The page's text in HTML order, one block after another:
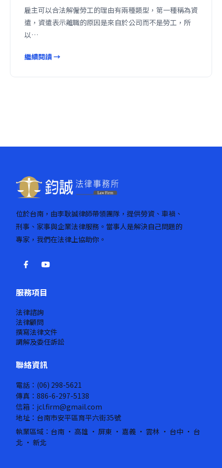
雇主可以合法解僱勞工的理由有兩種類型，第一種稱為資
遣，資遣表示離職的原因是來自於公司而不是勞工，所
以…
繼續閱讀 →
位於台南，由李耿誠律師帶領團隊，提供勞資、車禍、
刑事、家事與企業法律服務。當事人是解決自己問題的
專家，我們在法律上協助你。
服務項目
法律諮詢
法律顧問
撰寫法律文件
調解及委任訴訟
聯絡資訊
電話：(06) 298-5621
傳真：886-6-297-5138
信箱：jcl.firm@gmail.com
地址：台南市安平區育平六街35號
執業區域：台南 · 高雄 · 屏東 · 嘉義 · 雲林 · 台中 · 台
北 · 新北